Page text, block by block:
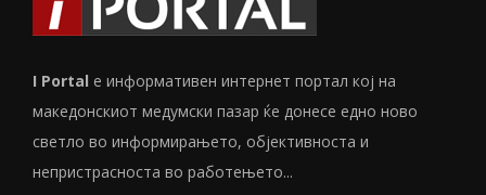
I Portal е информативен интернет портал кој на
македонскиот медумски пазар ќе донесе едно ново
светло во информирањето, објективноста и
непристрасноста во работењето...